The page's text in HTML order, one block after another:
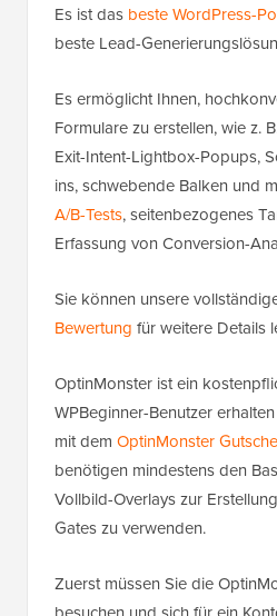
Es ist das beste WordPress-
beste Lead-
Es ermöglicht Ihnen,
Formulare zu erstellen, wie z.
Exit-Intent-Lightbox-Popups,
ins, schwebende Balken und
A/B-Tests, seitenbezogenes
Erfassung von Conversion-
Sie können unsere
Bewertung für weitere Details
OptinMonster ist ein
WPBeginner-Benutzer
mit dem OptinMonster
benötigen mindestens den
Vollbild-Overlays zur
Gates zu verwenden.
Zuerst müssen Sie die